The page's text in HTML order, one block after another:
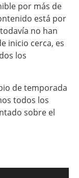
por más de
está por
no han
inicio cerca, es
los
de temporada
todos los
sobre el